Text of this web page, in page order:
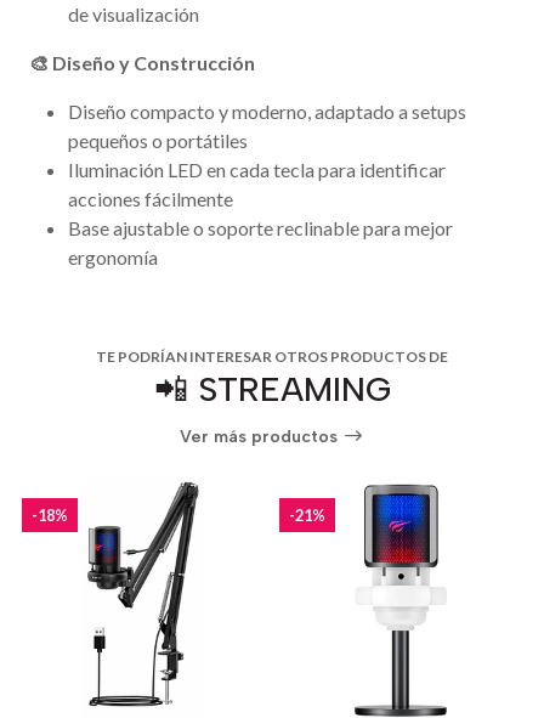
de visualización
🎨 Diseño y Construcción
Diseño compacto y moderno, adaptado a setups
pequeños o portátiles
Iluminación LED en cada tecla para identificar
acciones fácilmente
Base ajustable o soporte reclinable para mejor
ergonomía
TE PODRÍAN INTERESAR OTROS PRODUCTOS DE
📲 STREAMING
Ver más productos
-18% -21%